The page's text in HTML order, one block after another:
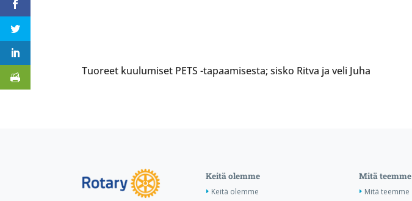
Tuoreet kuulumiset PETS -tapaamisesta; sisko Ritva ja veli Juha
Keitä olemme
Keitä olemme
Mitä teemme
Mitä teemme